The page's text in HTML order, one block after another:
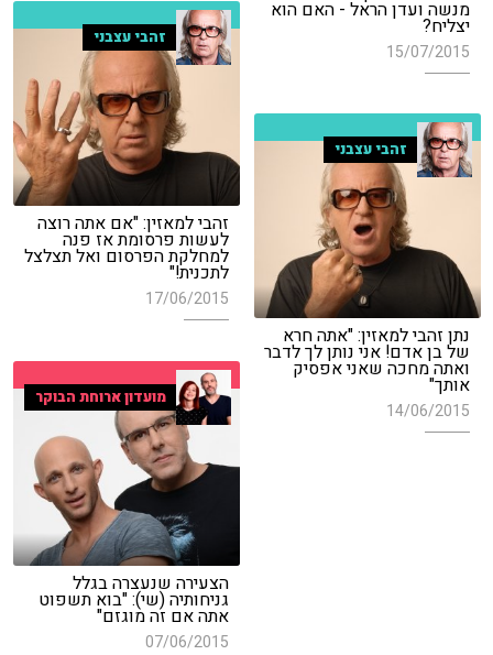
מנשה ועדן הראל - האם הוא
יצליח?
15/07/2015
זהבי עצבני
זהבי למאזין: "אם אתה רוצה
לעשות פרסומת אז פנה
למחלקת הפרסום ואל תצלצל
לתכנית!"
17/06/2015
זהבי עצבני
נתן זהבי למאזין: "אתה חרא
של בן אדם! אני נותן לך לדבר
ואתה מחכה שאני אפסיק
אותך"
14/06/2015
מועדון ארוחת הבוקר
הצעירה שנעצרה בגלל
גניחותיה (שי): "בוא תשפוט
אתה אם זה מוגזם"
07/06/2015